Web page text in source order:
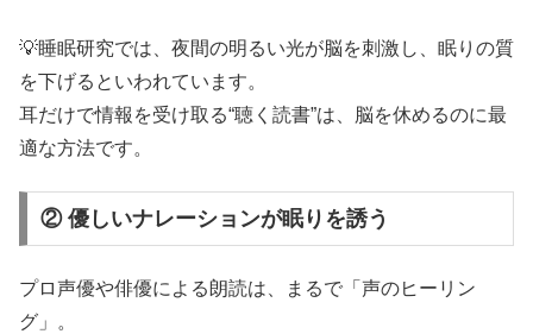
💡睡眠研究では、夜間の明るい光が脳を刺激し、眠りの質
を下げるといわれています。
耳だけで情報を受け取る“聴く読書”は、脳を休めるのに最
適な方法です。
② 優しいナレーションが眠りを誘う
プロ声優や俳優による朗読は、まるで「声のヒーリン
グ」。